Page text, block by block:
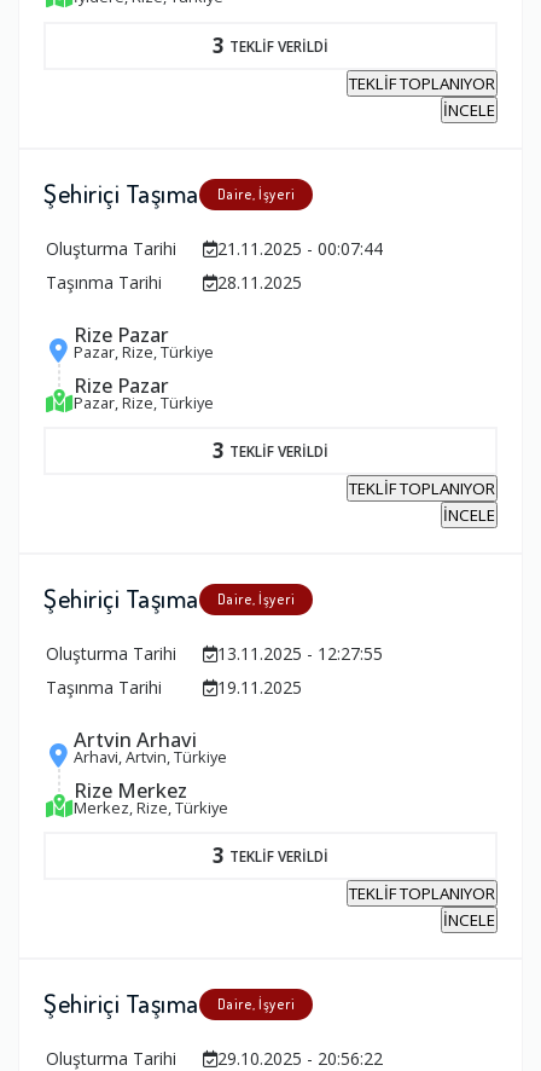
3 TEKLİF VERİLDİ
TEKLİF TOPLANIYOR
İNCELE
Şehiriçi Taşıma Daire, İşyeri
Oluşturma Tarihi
21.11.2025 - 00:07:44
Taşınma Tarihi
28.11.2025
Rize Pazar
Pazar, Rize, Türkiye
Rize Pazar
Pazar, Rize, Türkiye
3 TEKLİF VERİLDİ
TEKLİF TOPLANIYOR
İNCELE
Şehiriçi Taşıma Daire, İşyeri
Oluşturma Tarihi
13.11.2025 - 12:27:55
Taşınma Tarihi
19.11.2025
Artvin Arhavi
Arhavi, Artvin, Türkiye
Rize Merkez
Merkez, Rize, Türkiye
3 TEKLİF VERİLDİ
TEKLİF TOPLANIYOR
İNCELE
Şehiriçi Taşıma Daire, İşyeri
Oluşturma Tarihi
29.10.2025 - 20:56:22